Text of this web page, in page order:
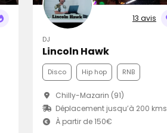
13 avis
DJ
Lincoln Hawk
Disco Hip hop RNB
Chilly-Mazarin (91)
Déplacement jusqu’à 200 kms
À partir de 150€